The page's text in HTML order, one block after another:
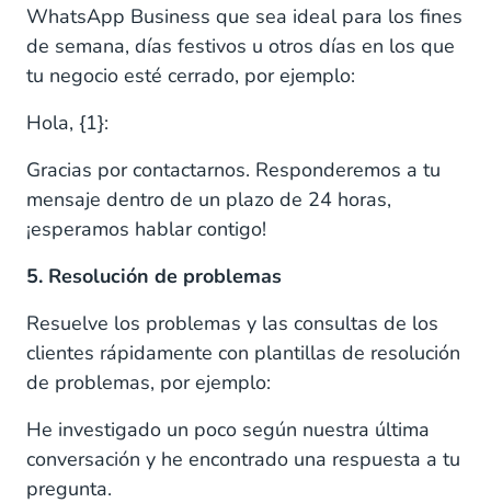
WhatsApp Business que sea ideal para los fines
de semana, días festivos u otros días en los que
tu negocio esté cerrado, por ejemplo:
Hola, {1}:
Gracias por contactarnos. Responderemos a tu
mensaje dentro de un plazo de 24 horas,
¡esperamos hablar contigo!
5. Resolución de problemas
Resuelve los problemas y las consultas de los
clientes rápidamente con plantillas de resolución
de problemas, por ejemplo:
He investigado un poco según nuestra última
conversación y he encontrado una respuesta a tu
pregunta.